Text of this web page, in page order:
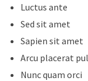
Luctus ante
Sed sit amet
Sapien sit amet
Arcu placerat
Nunc quam orci